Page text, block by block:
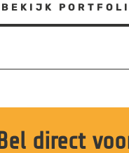
BEKIJK
Bel direct